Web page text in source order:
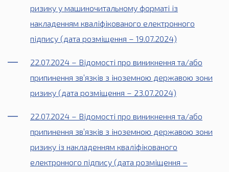
ризику у машиночитальному форматі із
накладенням кваліфікованого електронного
підпису (дата розміщення – 19.07.2024)
22.07.2024 – Відомості про виникнення та/або
припинення зв’язків з іноземною державою зони
ризику (дата розміщення – 23.07.2024)
22.07.2024 – Відомості про виникнення та/або
припинення зв’язків з іноземною державою зони
ризику із накладенням кваліфікованого
електронного підпису (дата розміщення –